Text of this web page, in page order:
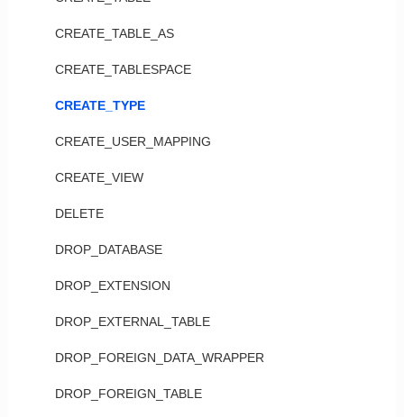
CREATE_TABLE_AS
CREATE_TABLESPACE
CREATE_TYPE
CREATE_USER_MAPPING
CREATE_VIEW
DELETE
DROP_DATABASE
DROP_EXTENSION
DROP_EXTERNAL_TABLE
DROP_FOREIGN_DATA_WRAPPER
DROP_FOREIGN_TABLE